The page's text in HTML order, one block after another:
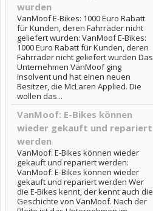
wurden
VanMoof E-Bikes: 1000 Euro Rabatt
für Kunden, deren Fahrräder nicht
geliefert wurden: VanMoof E-Bikes:
1000 Euro Rabatt für Kunden, deren
Fahrräder nicht geliefert wurden Das
Unternehmen VanMoof ging
insolvent und hat einen neuen
Besitzer, die McLaren Applied. Die
wollen das...
VanMoof: E-Bikes können
wieder gekauft und repariert
werden
VanMoof: E-Bikes können wieder
gekauft und repariert werden:
VanMoof: E-Bikes können wieder
gekauft und repariert werden Wer
die E-Bikes kennt, der kennt auch die
Geschichte von VanMoof. Nach der